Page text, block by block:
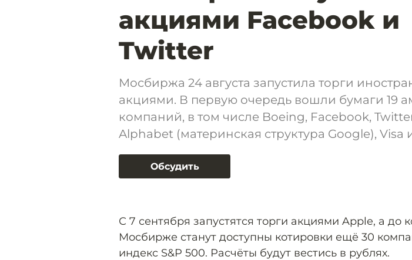
акциями Facebook и
Twitter
Мосбиржа 24 августа запустила торги
акциями. В первую очередь вошли бумаги 19
компаний, в том числе Boeing, Facebook,
Alphabet (материнская структура Google), Visa
Обсудить
С 7 сентября запустятся торги акциями Apple, а до
Мосбирже станут доступны котировки ещё 30
индекс S&P 500. Расчёты будут вестись в рублях.